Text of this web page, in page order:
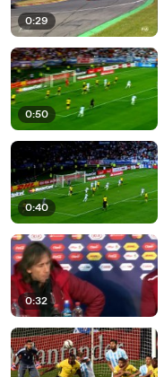
0:29
0:50
0:40
0:32